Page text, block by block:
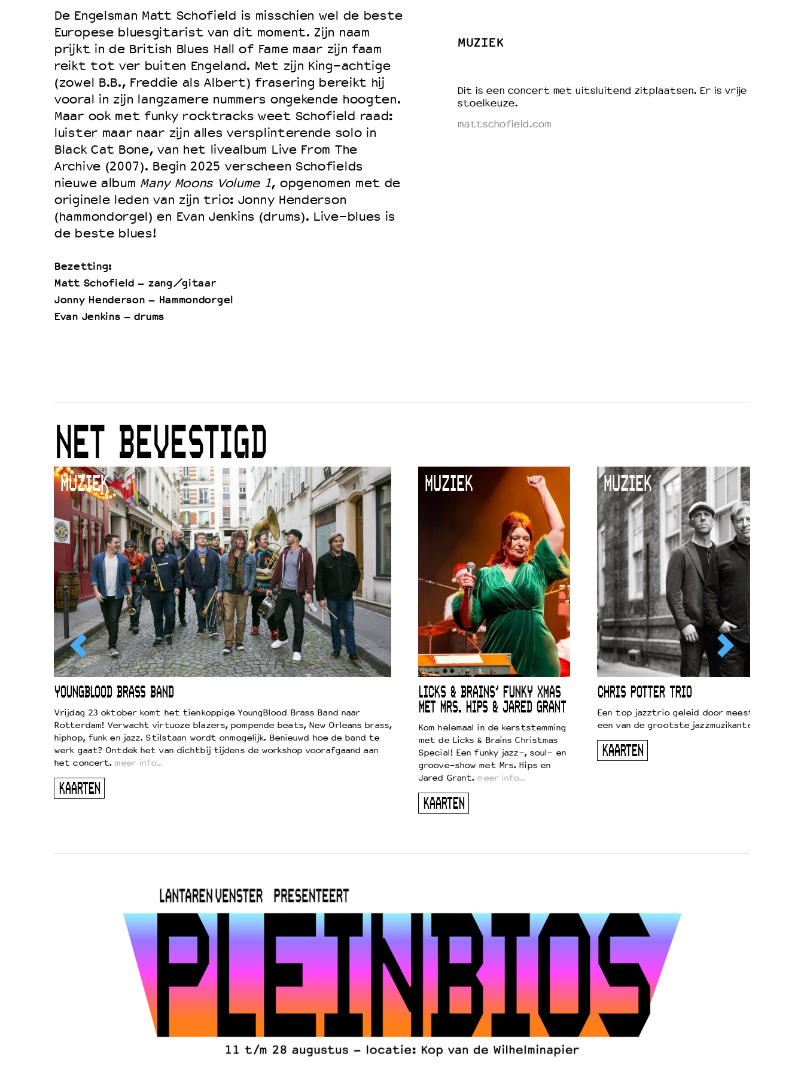
Duurzaamheid
Culturele boycot Israël
Ruimte voor artistieke vrijheid – VNPF
De Engelsman Matt Schofield is misschien wel de beste
Europese bluesgitarist van dit moment. Zijn naam
prijkt in de British Blues Hall of Fame maar zijn faam
reikt tot ver buiten Engeland. Met zijn King-achtige
(zowel B.B., Freddie als Albert) frasering bereikt hij
vooral in zijn langzamere nummers ongekende hoogten.
Maar ook met funky rocktracks weet Schofield raad:
luister maar naar zijn alles versplinterende solo in
Black Cat Bone, van het livealbum Live From The
Archive (2007). Begin 2025 verscheen Schofields
nieuwe album Many Moons Volume 1, opgenomen met de
originele leden van zijn trio: Jonny Henderson
(hammondorgel) en Evan Jenkins (drums). Live-blues is
de beste blues!
Bezetting:
Matt Schofield – zang/gitaar
Jonny Henderson – Hammondorgel
Evan Jenkins – drums
MUZIEK
Dit is een concert met uitsluitend zitplaatsen. Er is vrije
stoelkeuze.
mattschofield.com
NET BEVESTIGD
MUZIEK
YOUNGBLOOD BRASS BAND
Vrijdag 23 oktober komt het tienkoppige YoungBlood Brass Band naar
Rotterdam! Verwacht virtuoze blazers, pompende beats, New Orleans brass,
hiphop, funk en jazz. Stilstaan wordt onmogelijk. Benieuwd hoe de band te
werk gaat? Ontdek het van dichtbij tijdens de workshop voorafgaand aan
het concert. meer info…
KAARTEN
MUZIEK
LICKS & BRAINS’ FUNKY XMAS
MET MRS. HIPS & JARED GRANT
Kom helemaal in de kerststemming
met de Licks & Brains Christmas
Special! Een funky jazz-, soul- en
groove-show met Mrs. Hips en
Jared Grant. meer info…
KAARTEN
MUZIEK
CHRIS POTTER TRIO
Een top jazztrio geleid door
een van de grootste jazzmuzikanten van zijn
KAARTEN